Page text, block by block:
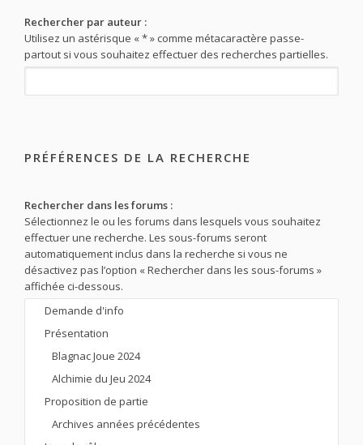
Rechercher par auteur :
Utilisez un astérisque « * » comme métacaractère passe-
partout si vous souhaitez effectuer des recherches partielles.
PRÉFÉRENCES DE LA RECHERCHE
Rechercher dans les forums :
Sélectionnez le ou les forums dans lesquels vous souhaitez
effectuer une recherche. Les sous-forums seront
automatiquement inclus dans la recherche si vous ne
désactivez pas l’option « Rechercher dans les sous-forums »
affichée ci-dessous.